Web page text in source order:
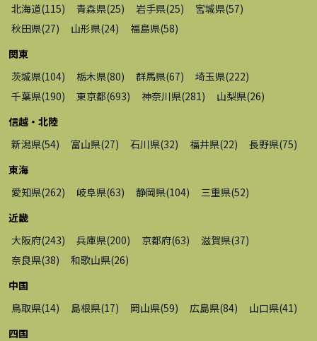
北海道(115) 青森県(25) 岩手県(25) 宮城県(57)
秋田県(27) 山形県(24) 福島県(58)
関東
茨城県(104) 栃木県(80) 群馬県(67) 埼玉県(222)
千葉県(190) 東京都(693) 神奈川県(281 ) 山梨県(26)
信越・北陸
新潟県(54) 富山県(27) 石川県(32) 福井県(22) 長野県(75)
東海
愛知県(262) 岐阜県(63) 静岡県(104) 三重県(52)
近畿
大阪府(243) 兵庫県(200) 京都府(63) 滋賀県(37)
奈良県(38) 和歌山県(26)
中国
鳥取県(14) 島根県(17) 岡山県(59) 広島県(84) 山口県(41 )
四国